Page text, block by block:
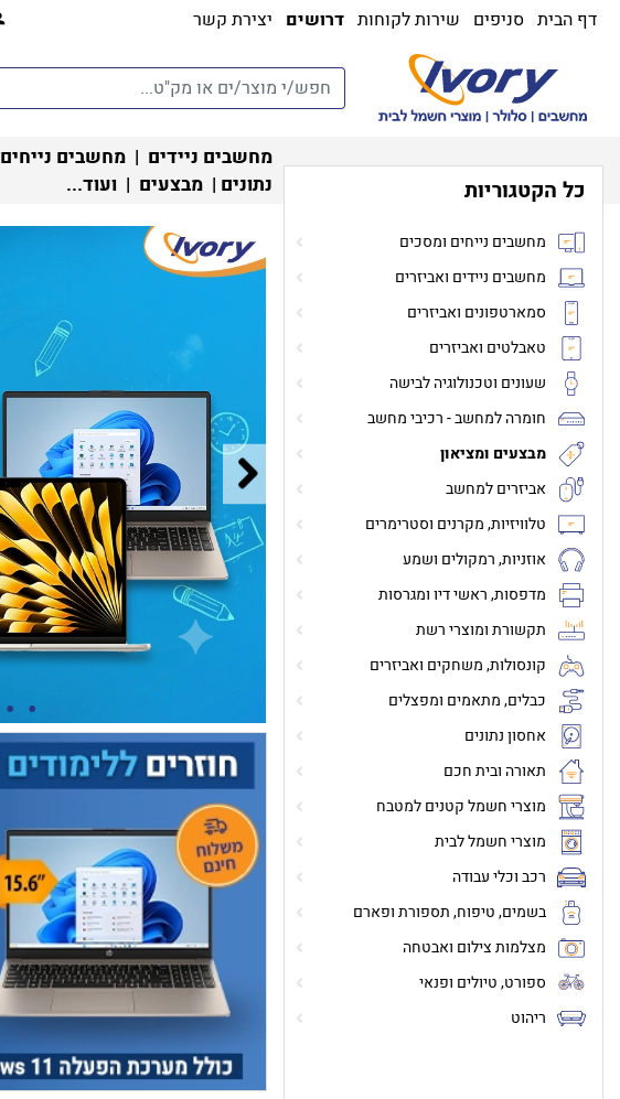
דף הבית סניפים שירות לקוחות דרושים יצירת קשר
מחשבים ניידים | מחשבים נייחים
נתונים | מבצעים | ועוד... כל הקטגוריות
מחשבים נייחים ומסכים
מחשבים ניידים ואביזרים
סמארטפונים ואביזרים
טאבלטים ואביזרים
שעונים וטכנולוגיה לבישה
חומרה למחשב - רכיבי מחשב
מבצעים ומציאון
אביזרים למחשב
טלוויזיות, מקרנים וסטרימרים
אוזניות, רמקולים ושמע
מדפסות, ראשי דיו ומגרסות
תקשורת ומוצרי רשת
קונסולות, משחקים ואביזרים
כבלים, מתאמים ומפצלים
אחסון נתונים
תאורה ובית חכם
מוצרי חשמל קטנים למטבח
מוצרי חשמל לבית
רכב וכלי עבודה
בשמים, טיפוח, תספורת ופארם
מצלמות צילום ואבטחה
ספורט, טיולים ופנאי
ריהוט